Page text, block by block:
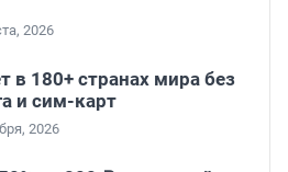
2026
в 180+ странах мира без
и сим-карт
2026